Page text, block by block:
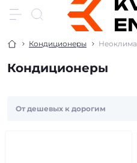
Кондиционеры Неоклима
Кондиционеры